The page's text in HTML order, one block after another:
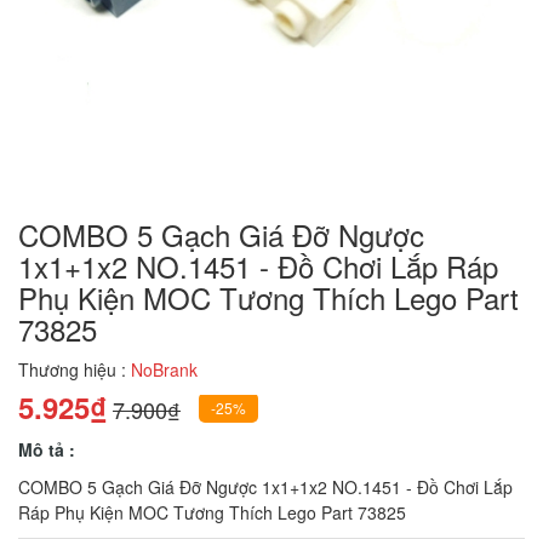
COMBO 5 Gạch Giá Đỡ Ngược
1x1+1x2 NO.1451 - Đồ Chơi Lắp Ráp
Phụ Kiện MOC Tương Thích Lego Part
73825
Thương hiệu : NoBrank
5.925₫7.900₫ -25%
Mô tả :
COMBO 5 Gạch Giá Đỡ Ngược 1x1+1x2 NO.1451 - Đồ Chơi Lắp
Ráp Phụ Kiện MOC Tương Thích Lego Part 73825